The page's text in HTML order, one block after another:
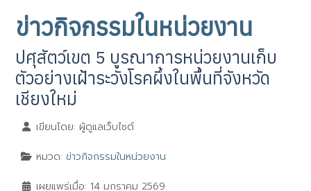
ข่าวกิจกรรมในหน่วยงาน
ปศุสัตว์เขต 5 บูรณาการหน่วยงานเก็บ
ตัวอย่างเฝ้าระวังโรคผึ้งในพื้นที่จังหวัด
เชียงใหม่
เขียนโดย: ผู้ดูแลเว็บไซต์
หมวด: ข่าวกิจกรรมในหน่วยงาน
เผยแพร่เมื่อ: 14 มกราคม 2569